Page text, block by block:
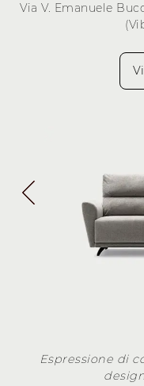
Via V. Emanuele
Espressione di